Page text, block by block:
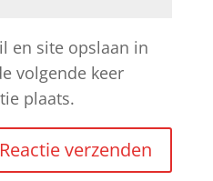
en site opslaan in
volgende keer
plaats.